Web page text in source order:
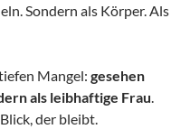
Sondern als Körper. Als
Mangel: gesehen
als leibhaftige Frau.
der bleibt.